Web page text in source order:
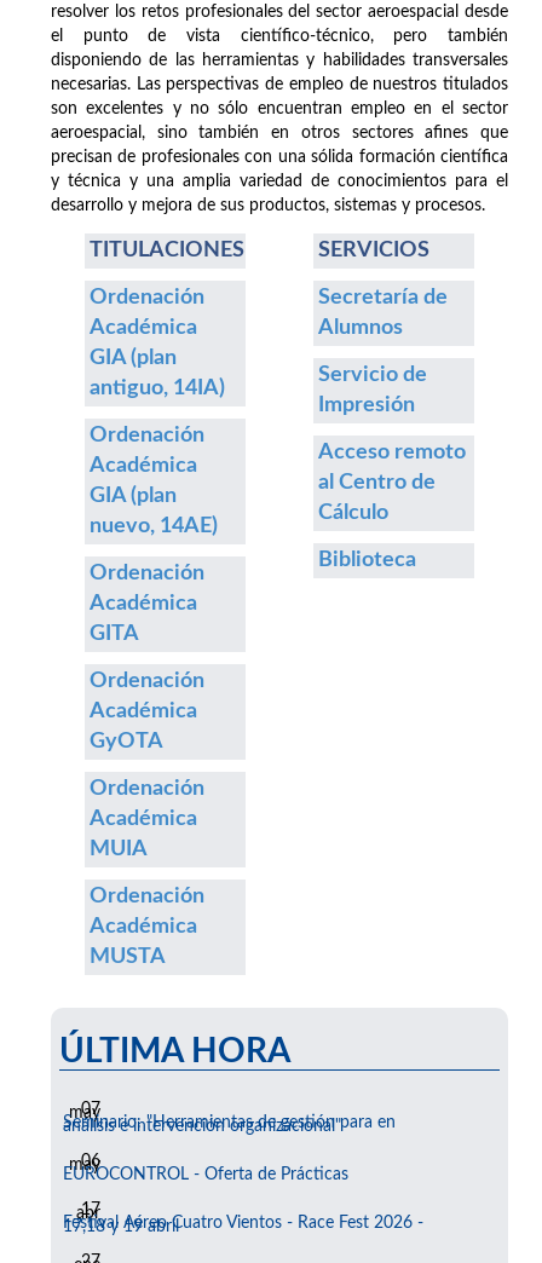
resolver los retos profesionales del sector aeroespacial desde
el punto de vista científico-técnico, pero también
disponiendo de las herramientas y habilidades transversales
necesarias. Las perspectivas de empleo de nuestros titulados
son excelentes y no sólo encuentran empleo en el sector
aeroespacial, sino también en otros sectores afines que
precisan de profesionales con una sólida formación científica
y técnica y una amplia variedad de conocimientos para el
desarrollo y mejora de sus productos, sistemas y procesos.
TITULACIONES
Ordenación
Académica
GIA (plan
antiguo, 14IA)
Ordenación
Académica
GIA (plan
nuevo, 14AE)
Ordenación
Académica
GITA
Ordenación
Académica
GyOTA
Ordenación
Académica
MUIA
Ordenación
Académica
MUSTA
SERVICIOS
Secretaría de
Alumnos
Servicio de
Impresión
Acceso remoto
al Centro de
Cálculo
Biblioteca
ÚLTIMA HORA
07
may
Seminario: "Herramientas de gestión para en
análisis e intervención organizacional"
06
may
EUROCONTROL - Oferta de Prácticas
17
abr
Festival Aéreo Cuatro Vientos - Race Fest 2026 -
17,18 y 19 abril